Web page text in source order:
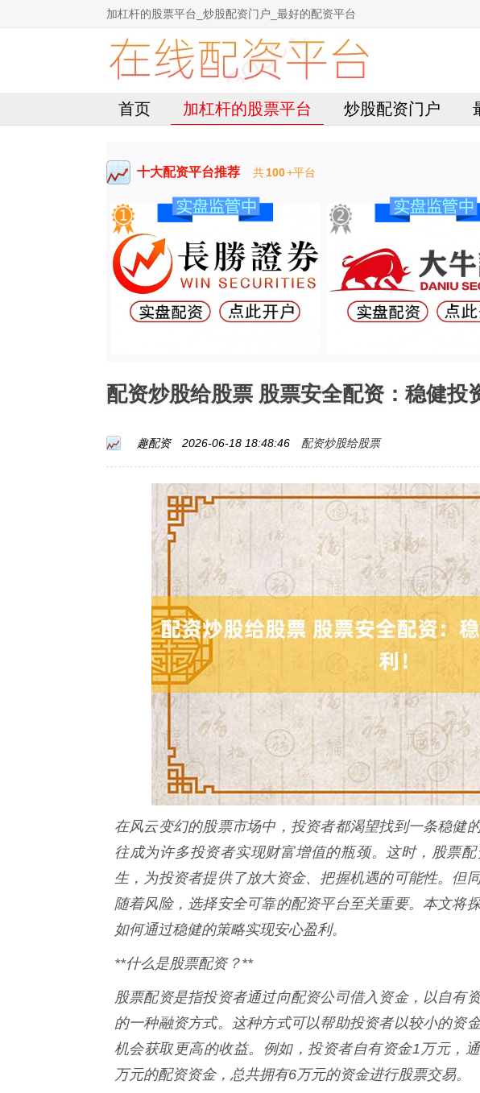
加杠杆的股票平台_炒股配资门户_最好的配资平台
首页 加杠杆的股票平台 炒股配资门户
十大配资平台推荐 共100+平台
配资炒股给股票 股票安全配资：稳健投
趣配资 2026-06-18 18:48:46 配资炒股给股票
在风云变幻的股票市场中，投资者都渴望找到一条稳健
往成为许多投资者实现财富增值的瓶颈。这时，股票
生，为投资者提供了放大资金、把握机遇的可能性。但
随着风险，选择安全可靠的配资平台至关重要。本文将
如何通过稳健的策略实现安心盈利。
**什么是股票配资？**
股票配资是指投资者通过向配资公司借入资金，以自有
的一种融资方式。这种方式可以帮助投资者以较小的资
机会获取更高的收益。例如，投资者自有资金1万元，
万元的配资资金，总共拥有6万元的资金进行股票交易。